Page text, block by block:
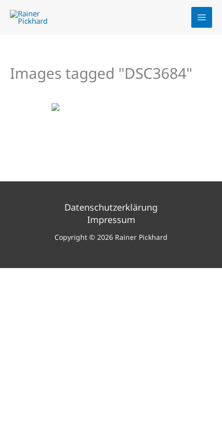
Inhalt
Images tagged "DSC3684"
Datenschutzerklärung
Impressum
Copyright © 2026 Rainer Pickhard